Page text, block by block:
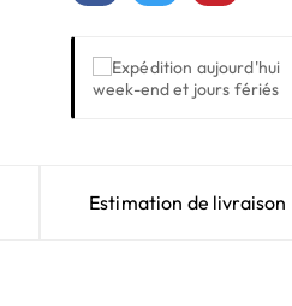
week-end et jours fériés
Estimation de livraison